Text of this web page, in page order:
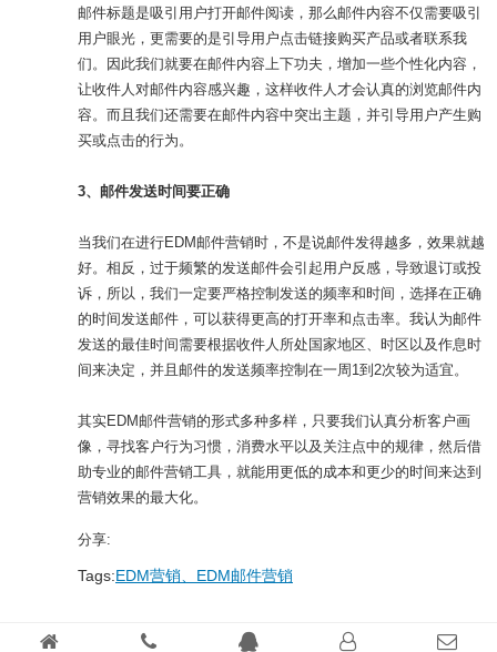
邮件标题是吸引用户打开邮件阅读，那么邮件内容不仅需要吸引
用户眼光，更需要的是引导用户点击链接购买产品或者联系我
们。因此我们就要在邮件内容上下功夫，增加一些个性化内容，
让收件人对邮件内容感兴趣，这样收件人才会认真的浏览邮件内
容。而且我们还需要在邮件内容中突出主题，并引导用户产生购
买或点击的行为。
3、邮件发送时间要正确
当我们在进行EDM邮件营销时，不是说邮件发得越多，效果就越
好。相反，过于频繁的发送邮件会引起用户反感，导致退订或投
诉，所以，我们一定要严格控制发送的频率和时间，选择在正确
的时间发送邮件，可以获得更高的打开率和点击率。我认为邮件
发送的最佳时间需要根据收件人所处国家地区、时区以及作息时
间来决定，并且邮件的发送频率控制在一周1到2次较为适宜。
其实EDM邮件营销的形式多种多样，只要我们认真分析客户画
像，寻找客户行为习惯，消费水平以及关注点中的规律，然后借
助专业的邮件营销工具，就能用更低的成本和更少的时间来达到
营销效果的最大化。
分享:
Tags:EDM营销、EDM邮件营销